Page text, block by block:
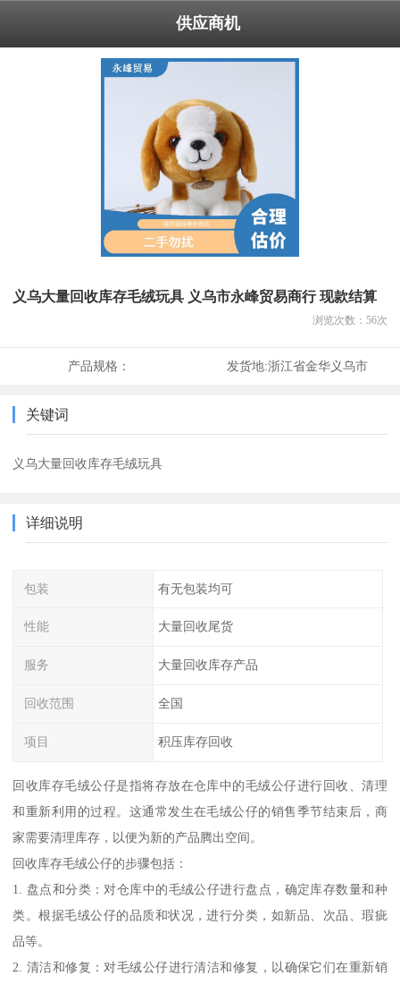
供应商机
义乌大量回收库存毛绒玩具 义乌市永峰贸易商行 现款结算
浏览次数： 56次
产品规格： 发货地:浙江省金华义乌市
关键词
义乌大量回收库存毛绒玩具
详细说明
包装 有无包装均可
性能 大量回收尾货
服务 大量回收库存产品
回收范围 全国
项目 积压库存回收
回收库存毛绒公仔是指将存放在仓库中的毛绒公仔进行回收、清理
和重新利用的过程。这通常发生在毛绒公仔的销售季节结束后，商
家需要清理库存，以便为新的产品腾出空间。
回收库存毛绒公仔的步骤包括：
1. 盘点和分类：对仓库中的毛绒公仔进行盘点，确定库存数量和种
类。根据毛绒公仔的品质和状况，进行分类，如新品、次品、瑕疵
品等。
2. 清洁和修复：对毛绒公仔进行清洁和修复，以确保它们在重新销